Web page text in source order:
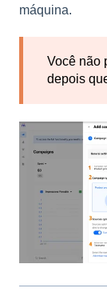
máquina.
Você não
depois